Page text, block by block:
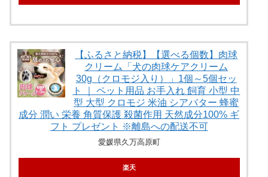
【ふるさと納税】【選べる個数】肉球
クリーム「犬の肉球ケアクリーム
30g（クロモジ入り）」1個～5個セッ
ト ｜ ペット用品 お手入れ 飼育 小型 中
型 大型 クロモジ 米油 シアバター 蜂蜜
成分 潤い 栄養 角質保護 殺菌作用 天然成分100% ギ
フト プレゼント ※離島への配送不可
愛媛県久万高原町
楽天